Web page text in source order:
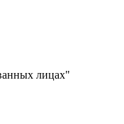
лицах"